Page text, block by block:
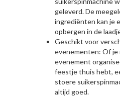
geleverd. De
ingrediënten kan je
opbergen in de
Geschikt voor
evenementen: Of je
evenement
feestje thuis hebt,
stoere
altijd goed.